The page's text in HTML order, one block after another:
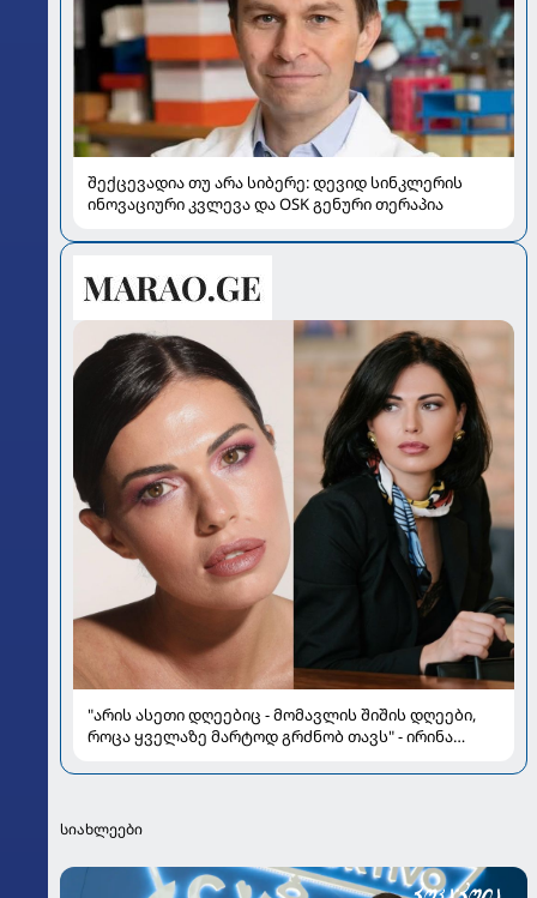
შექცევადია თუ არა სიბერე: დევიდ სინკლერის
ინოვაციური კვლევა და OSK გენური თერაპია
"არის ასეთი დღეებიც - მომავლის შიშის დღეები,
როცა ყველაზე მარტოდ გრძნობ თავს" - ირინა
სიახლეები